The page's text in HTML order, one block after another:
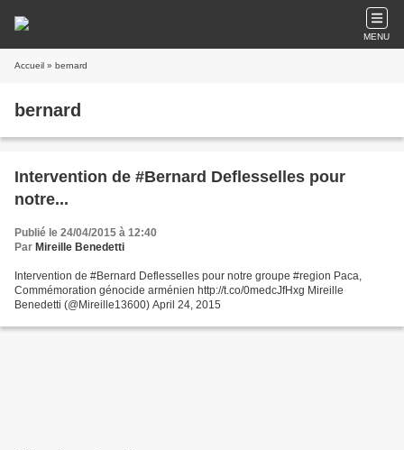
MENU
Accueil » bernard
bernard
Intervention de #Bernard Deflesselles pour
notre...
Publié le 24/04/2015 à 12:40
Par Mireille Benedetti
Intervention de #Bernard Deflesselles pour notre groupe #region Paca,
Commémoration génocide arménien http://t.co/0medcJfHxg Mireille
Benedetti (@Mireille13600) April 24, 2015